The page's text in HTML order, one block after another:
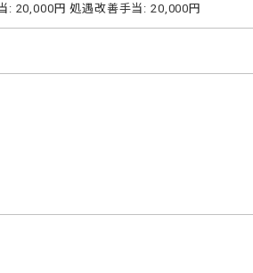
: 20,000円 処遇改善手当: 20,000円